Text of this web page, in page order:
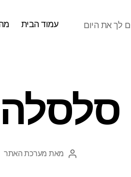
לך את היום עמוד הבית
המחבר
מאת מערכת האתר